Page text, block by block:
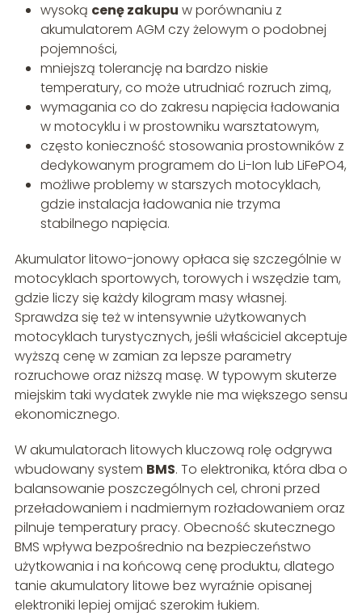
wysoką cenę zakupu w porównaniu z
akumulatorem AGM czy żelowym o podobnej
pojemności,
mniejszą tolerancję na bardzo niskie
temperatury, co może utrudniać rozruch zimą,
wymagania co do zakresu napięcia ładowania
w motocyklu i w prostowniku warsztatowym,
często konieczność stosowania prostowników z
dedykowanym programem do Li-Ion lub LiFePO4,
możliwe problemy w starszych motocyklach,
gdzie instalacja ładowania nie trzyma
stabilnego napięcia.
Akumulator litowo-jonowy opłaca się szczególnie w
motocyklach sportowych, torowych i wszędzie tam,
gdzie liczy się każdy kilogram masy własnej.
Sprawdza się też w intensywnie użytkowanych
motocyklach turystycznych, jeśli właściciel akceptuje
wyższą cenę w zamian za lepsze parametry
rozruchowe oraz niższą masę. W typowym skuterze
miejskim taki wydatek zwykle nie ma większego sensu
ekonomicznego.
W akumulatorach litowych kluczową rolę odgrywa
wbudowany system BMS. To elektronika, która dba o
balansowanie poszczególnych cel, chroni przed
przeładowaniem i nadmiernym rozładowaniem oraz
pilnuje temperatury pracy. Obecność skutecznego
BMS wpływa bezpośrednio na bezpieczeństwo
użytkowania i na końcową cenę produktu, dlatego
tanie akumulatory litowe bez wyraźnie opisanej
elektroniki lepiej omijać szerokim łukiem.